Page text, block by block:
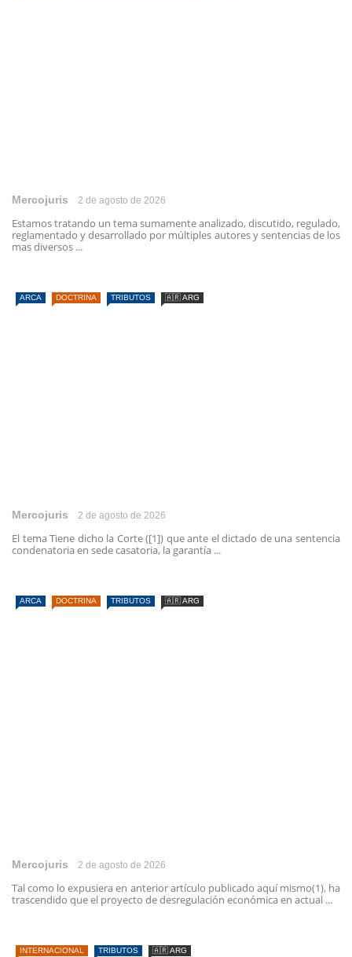
Mercojuris 2 de agosto de 2026
Estamos tratando un tema sumamente analizado, discutido, regulado,
reglamentado y desarrollado por múltiples autores y sentencias de los
mas diversos ...
ARCA DOCTRINA TRIBUTOS 🇦🇷 ARG
Mercojuris 2 de agosto de 2026
El tema Tiene dicho la Corte ([1]) que ante el dictado de una sentencia
condenatoria en sede casatoria, la garantía ...
ARCA DOCTRINA TRIBUTOS 🇦🇷 ARG
Mercojuris 2 de agosto de 2026
Tal como lo expusiera en anterior artículo publicado aquí mismo(1), ha
trascendido que el proyecto de desregulación económica en actual ...
INTERNACIONAL TRIBUTOS 🇦🇷 ARG